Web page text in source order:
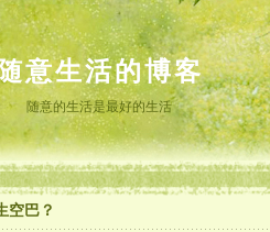
意生活的博客
随意的生活是最好的生活
空巴？